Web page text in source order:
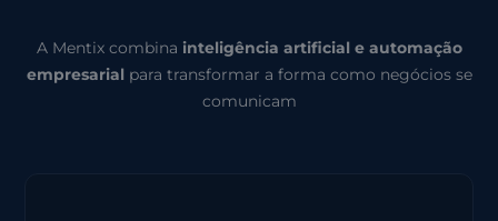
A Mentix combina inteligência artificial e automação
empresarial para transformar a forma como negócios se
comunicam